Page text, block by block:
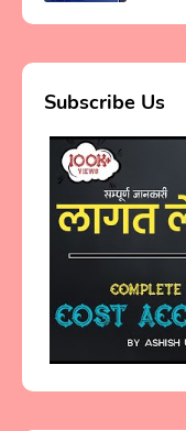
Subscribe Us